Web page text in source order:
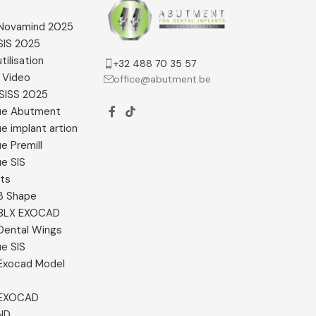
2025
2025
2025
Abutment
implant artion
Premill
SIS
Shape
EXOCAD
Wings
SIS
Model
+32 488 70 35 57
office@abutment.be